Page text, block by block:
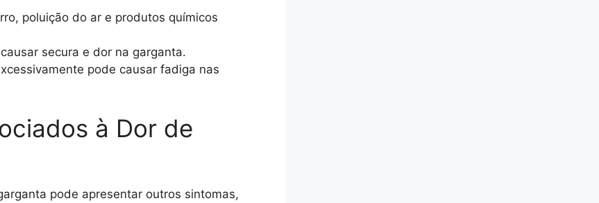
poluição do ar e produtos químicos
secura e dor na garganta.
pode causar fadiga nas
à Dor de
pode apresentar outros sintomas,